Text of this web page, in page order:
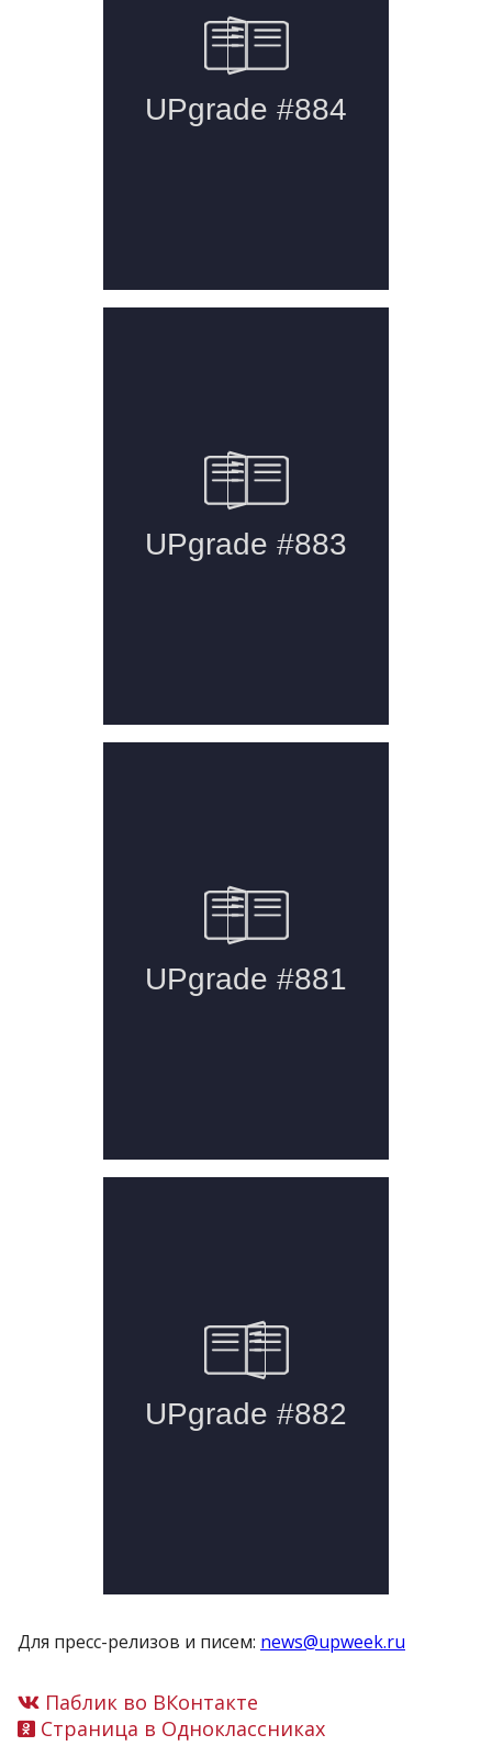
Для пресс-релизов и писем: news@upweek.ru
Паблик во ВКонтакте
Страница в Одноклассниках